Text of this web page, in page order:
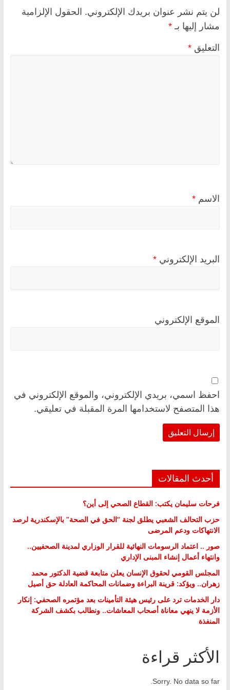
لن يتم نشر عنوان بريدك الإلكتروني. الحقول الإلزامية
مشار إليها بـ *
التعليق *
الاسم *
البريد الإلكتروني *
الموقع الإلكتروني
احفظ اسمي، بريدي الإلكتروني، والموقع الإلكتروني في
هذا المتصفح لاستخدامها المرة المقبلة في تعليقي.
أحدث المقالات
فرحات سليمان يكتب: القطاع الصحي إلى أين؟
حزب التحالف الشعبي يطلق لجنة “الحق في الصحة” بالإسكندرية لرصد
الانتهاكات ودعم المرضى
صور .. اعتماد الرسومات النهائية للقرار الوزاري لمدينة الصحفيين..
وانتهاء أعمال إنشاء المبنى الإداري
المجلس القومي لحقوق الإنسان يعلن متابعة قضية الدكتور محمد
زهران.. ويؤكد: قرينة البراءة وضمانات المحاكمة العادلة حق أصيل
دار الخدمات ترد على رئيس هيئة التأمينات بعد مؤتمره الصحفي: إنكار
الأزمة لا ينهي معاناة أصحاب المعاشات.. ونطالب بكشف الشركة
المنفذة
الأكثر قراءة
Sorry. No data so far.